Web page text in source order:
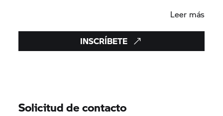
almuerzo, cena del sábado en el restaurante del
Hotel, alojamiento, desayuno del domingo y
Leer más
INSCRÍBETE
Solicitud de contacto